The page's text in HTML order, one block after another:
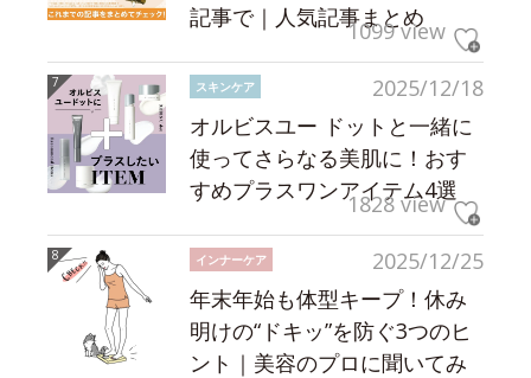
記事で｜人気記事まとめ
1099 view
2025/12/18
スキンケア
オルビスユー ドットと一緒に
使ってさらなる美肌に！おす
すめプラスワンアイテム4選
1828 view
2025/12/25
インナーケア
年末年始も体型キープ！休み
明けの“ドキッ”を防ぐ3つのヒ
ント｜美容のプロに聞いてみ